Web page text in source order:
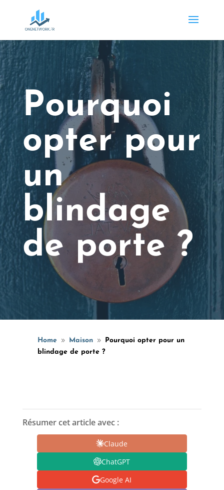
Pourquoi
opter pour
un
blindage
de porte ?
Home 9 Maison 9
Pourquoi opter pour un
blindage de porte ?
Résumer cet article avec :
Claude
ChatGPT
Google AI